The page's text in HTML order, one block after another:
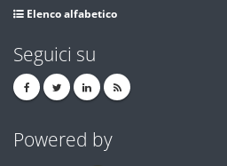
Elenco alfabetico
Seguici su
Powered by